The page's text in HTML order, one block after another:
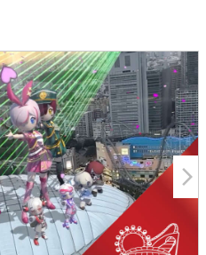
arrow_forward_ios